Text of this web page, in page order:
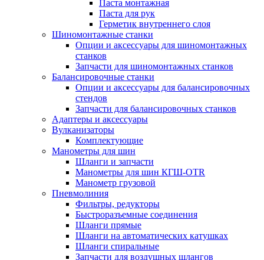
Паста монтажная
Паста для рук
Герметик внутреннего слоя
Шиномонтажные станки
Опции и аксессуары для шиномонтажных
станков
Запчасти для шиномонтажных станков
Балансировочные станки
Опции и аксессуары для балансировочных
стендов
Запчасти для балансировочных станков
Адаптеры и аксессуары
Вулканизаторы
Комплектующие
Манометры для шин
Шланги и запчасти
Манометры для шин КГШ-OTR
Манометр грузовой
Пневмолиния
Фильтры, редукторы
Быстроразъемные соединения
Шланги прямые
Шланги на автоматических катушках
Шланги спиральные
Запчасти для воздушных шлангов